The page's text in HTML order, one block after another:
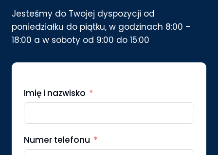
Jesteśmy do Twojej dyspozycji od
poniedziałku do piątku, w godzinach 8:00 –
18:00 a w soboty od 9:00 do 15:00
Imię i nazwisko
Numer telefonu